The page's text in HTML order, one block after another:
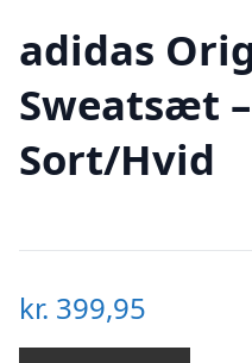
adidas
Sweatsæt
Sort/Hvid
kr. 399,95